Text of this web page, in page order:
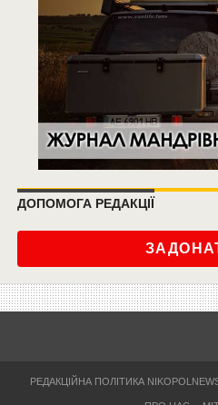
ДОПОМОГА РЕДАКЦІЇ
РЕДАКЦІЙНА ПОЛІТИКА